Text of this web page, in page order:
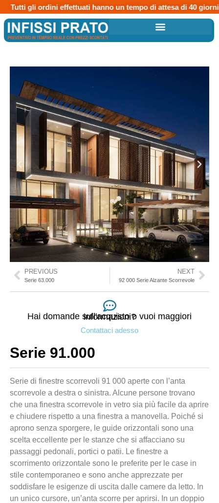
Tutti gli ordini effettuati hanno un tempo di attesa di 40 giorni.
PREVIOUS
Serie 63.000
NEXT
92 000 Serie Alzante Scorrevole
Hai domande sull'acquisto o vuoi maggiori informazioni?
Contattaci adesso
Serie 91.000
Serie di finestre scorrevoli 91 000 aperte con l’anta
scorrevole a destra o sinistra. Alcune persone trovano
che una finestra scorrevole in vetro sia più facile da aprire
e chiudere rispetto a una finestra a manovella. Poiché si
aprono senza sporgere, le guide orizzontali sono una
scelta eccellente per le stanze che si affacciano su
passaggi pedonali, portici o patii. Le finestre a
scorrimento orizzontale sono le preferite per le case in
stile contemporaneo e sono anche apprezzate per
soddisfare le esigenze di uscita dalle camere da letto. In
un unico cursore, un’anta scorre per aprirsi. In un doppio